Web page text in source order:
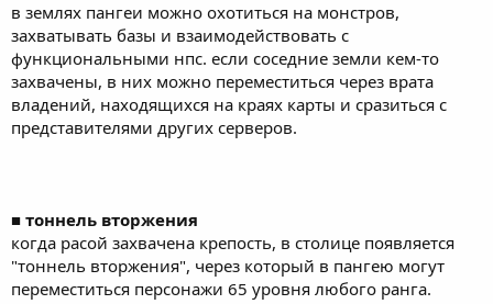
в землях пангеи можно охотиться на монстров,
захватывать базы и взаимодействовать с
функциональными нпс. если соседние земли кем-то
захвачены, в них можно переместиться через врата
владений, находящихся на краях карты и сразиться с
представителями других серверов.
■ тоннель вторжения
когда расой захвачена крепость, в столице появляется
"тоннель вторжения", через который в пангею могут
переместиться персонажи 65 уровня любого ранга.